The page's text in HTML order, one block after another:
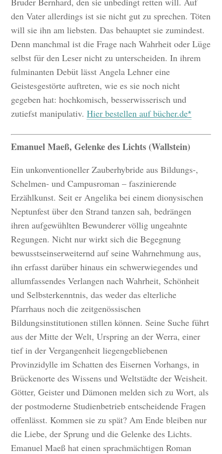
den Vater allerdings ist sie nicht gut zu sprechen. Töten
will sie ihn am liebsten. Das behauptet sie zumindest.
Denn manchmal ist die Frage nach Wahrheit oder Lüge
selbst für den Leser nicht zu unterscheiden. In ihrem
fulminanten Debüt lässt Angela Lehner eine
Geistesgestörte auftreten, wie es sie noch nicht
gegeben hat: hochkomisch, besserwisserisch und
zutiefst manipulativ.Hier bestellen auf bücher.de
Emanuel Maeß, Gelenke des Lichts (Wallstein)
Ein unkonventioneller Zauberhybride aus Bildungs-,
Schelmen- und Campusroman – faszinierende
Erzählkunst. Seit er Angelika bei einem dionysischen
Neptunfest über den Strand tanzen sah, bedrängen
ihren aufgewühlten Bewunderer völlig ungeahnte
Regungen. Nicht nur wirkt sich die Begegnung
bewusstseinserweiternd auf seine Wahrnehmung aus,
ihn erfasst darüber hinaus ein schwerwiegendes und
allumfassendes Verlangen nach Wahrheit, Schönheit
und Selbsterkenntnis, das weder das elterliche
Pfarrhaus noch die zeitgenössischen
Bildungsinstitutionen stillen können. Seine Suche führt
aus der Mitte der Welt, Urspring an der Werra, einer
tief in der Vergangenheit liegengebliebenen
Provinzidylle im Schatten des Eisernen Vorhangs, in
Brückenorte des Wissens und Weltstädte der Weisheit.
Götter, Geister und Dämonen melden sich zu Wort, als
der postmoderne Studienbetrieb entscheidende Fragen
offenlässt. Kommen sie zu spät? Am Ende bleiben nur
die Liebe, der Sprung und die Gelenke des Lichts.
Emanuel Maeß hat einen sprachmächtigen Roman